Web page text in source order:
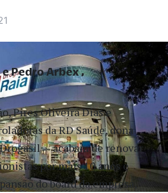
Pires Oliveira Dias e
da RD Saúde, dona
— acabam de renovar
por mais 10 anos e
do board da empresa,
Pedro Arbex